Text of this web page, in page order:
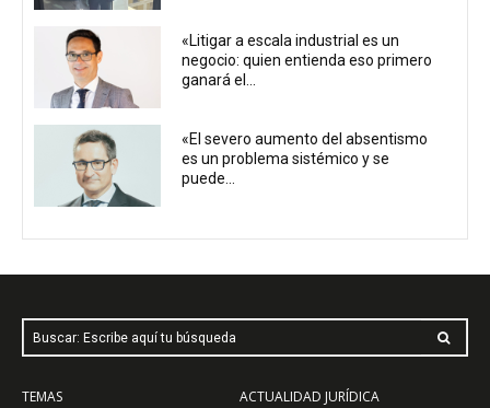
«Litigar a escala industrial es un
negocio: quien entienda eso primero
ganará el...
«El severo aumento del absentismo
es un problema sistémico y se
puede...
Buscar: Escribe aquí tu búsqueda
TEMAS
ACTUALIDAD JURÍDICA